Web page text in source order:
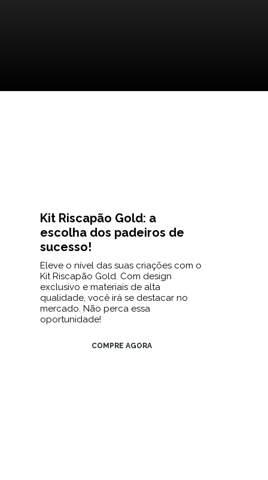
Kit Riscapão Gold: a
escolha dos padeiros de
sucesso!
Eleve o nível das suas criações com o
Kit Riscapão Gold. Com design
exclusivo e materiais de alta
qualidade, você irá se destacar no
mercado. Não perca essa
oportunidade!
COMPRE AGORA